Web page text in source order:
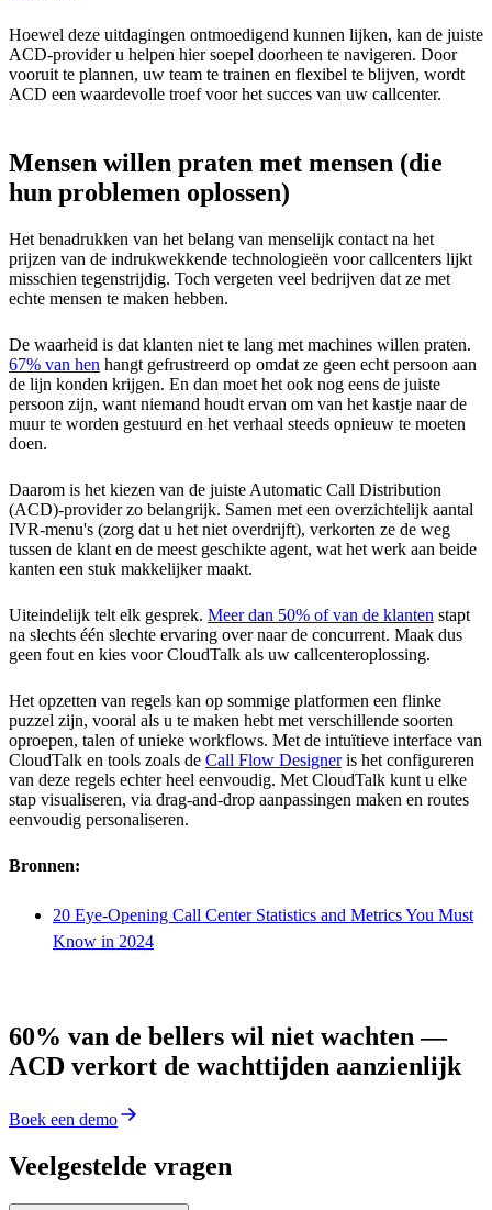
Hoewel deze uitdagingen ontmoedigend kunnen lijken, kan de juiste
ACD-provider u helpen hier soepel doorheen te navigeren. Door
vooruit te plannen, uw team te trainen en flexibel te blijven, wordt
ACD een waardevolle troef voor het succes van uw callcenter.
Mensen willen praten met mensen (die
hun problemen oplossen)
Het benadrukken van het belang van menselijk contact na het
prijzen van de indrukwekkende technologieën voor callcenters lijkt
misschien tegenstrijdig. Toch vergeten veel bedrijven dat ze met
echte mensen te maken hebben.
De waarheid is dat klanten niet te lang met machines willen praten.
67% van hen hangt gefrustreerd op omdat ze geen echt persoon aan
de lijn konden krijgen. En dan moet het ook nog eens de juiste
persoon zijn, want niemand houdt ervan om van het kastje naar de
muur te worden gestuurd en het verhaal steeds opnieuw te moeten
doen.
Daarom is het kiezen van de juiste Automatic Call Distribution
(ACD)-provider zo belangrijk. Samen met een overzichtelijk aantal
IVR-menu's (zorg dat u het niet overdrijft), verkorten ze de weg
tussen de klant en de meest geschikte agent, wat het werk aan beide
kanten een stuk makkelijker maakt.
Uiteindelijk telt elk gesprek. Meer dan 50% of van de klanten stapt
na slechts één slechte ervaring over naar de concurrent. Maak dus
geen fout en kies voor CloudTalk als uw callcenteroplossing.
Het opzetten van regels kan op sommige platformen een flinke
puzzel zijn, vooral als u te maken hebt met verschillende soorten
oproepen, talen of unieke workflows. Met de intuïtieve interface van
CloudTalk en tools zoals de Call Flow Designeris het configureren
van deze regels echter heel eenvoudig. Met CloudTalk kunt u elke
stap visualiseren, via drag-and-drop aanpassingen maken en routes
eenvoudig personaliseren.
Bronnen:
20 Eye-Opening Call Center Statistics and Metrics You Must
Know in 2024
60% van de bellers wil niet wachten —
ACD verkort de wachttijden aanzienlijk
Boek een demo
Veelgestelde vragen